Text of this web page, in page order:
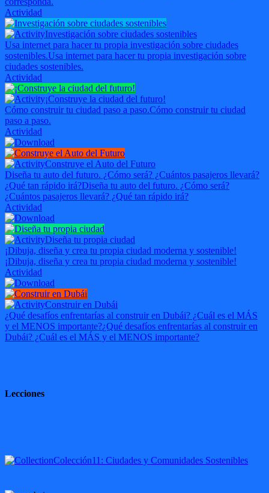
Actividad
Investigación sobre ciudades sostenibles
Usa internet para hacer tu propia investigación sobre ciudades
sostenibles.Usa internet para hacer tu propia investigación sobre
ciudades sostenibles.
Actividad
¡Construye la ciudad del futuro!
Cómo construir tu ciudad paso a paso.Cómo construir tu ciudad
paso a paso.
Actividad
Construye el Auto del Futuro
Diseña tu auto del futuro. ¿Cómo será? ¿Cuántos pasajeros llevará?
¿Qué tan rápido irá?Diseña tu auto del futuro. ¿Cómo será?
¿Cuántos pasajeros llevará? ¿Qué tan rápido irá?
Actividad
Diseña tu propia ciudad
¡Dibuja, diseña y crea tu propia ciudad moderna y sostenible!
¡Dibuja, diseña y crea tu propia ciudad moderna y sostenible!
Actividad
Construir en Dubái
¿Qué desafíos enfrentarías al construir en Dubái? ¿Cuál es el MÁS
y el MENOS importante?¿Qué desafíos enfrentarías al construir en
Dubái? ¿Cuál es el MÁS y el MENOS importante?
Lecciones
Colección11: Ciudades y Comunidades Sostenibles